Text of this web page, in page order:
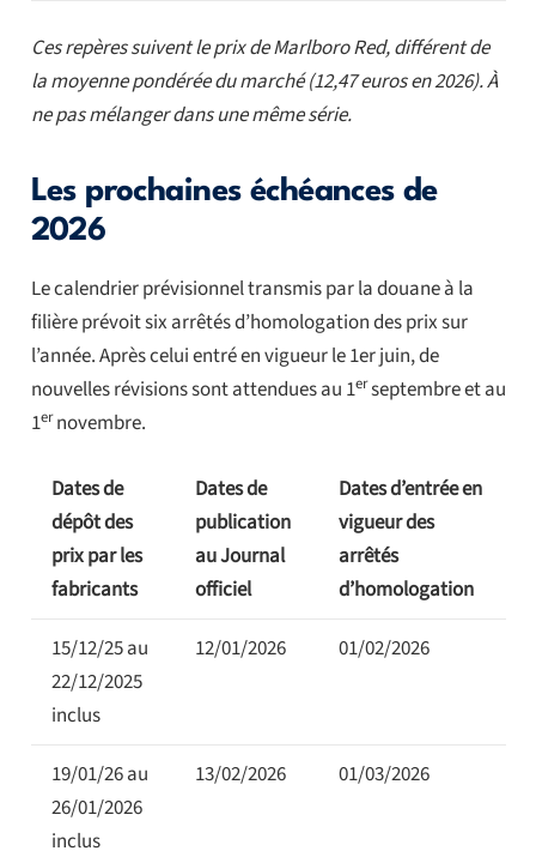
Ces repères suivent le prix de Marlboro Red, différent de
la moyenne pondérée du marché (12,47 euros en 2026). À
ne pas mélanger dans une même série.
Les prochaines échéances de
2026
Le calendrier prévisionnel transmis par la douane à la
filière prévoit six arrêtés d’homologation des prix sur
l’année. Après celui entré en vigueur le 1er juin, de
nouvelles révisions sont attendues au 1erseptembre et au
1ernovembre.
Dates de
dépôt des
prix par les
fabricants
Dates de
publication
au Journal
officiel
Dates d’entrée en
vigueur des
arrêtés
d’homologation
15/12/25 au
22/12/2025
inclus
12/01/2026 01/02/2026
19/01/26 au
26/01/2026
inclus
13/02/2026 01/03/2026